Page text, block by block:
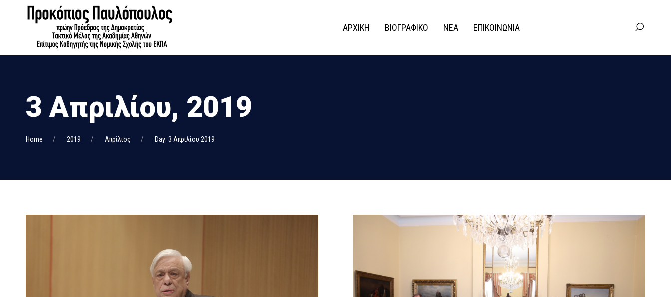
ΑΡΧΙΚΗ ΒΙΟΓΡΑΦΙΚΟ ΝΕΑ ΕΠΙΚΟΙΝΩΝΙΑ
3 Απριλίου, 2019
Home 2019 Απρίλιος Day: 3 Απριλίου 2019